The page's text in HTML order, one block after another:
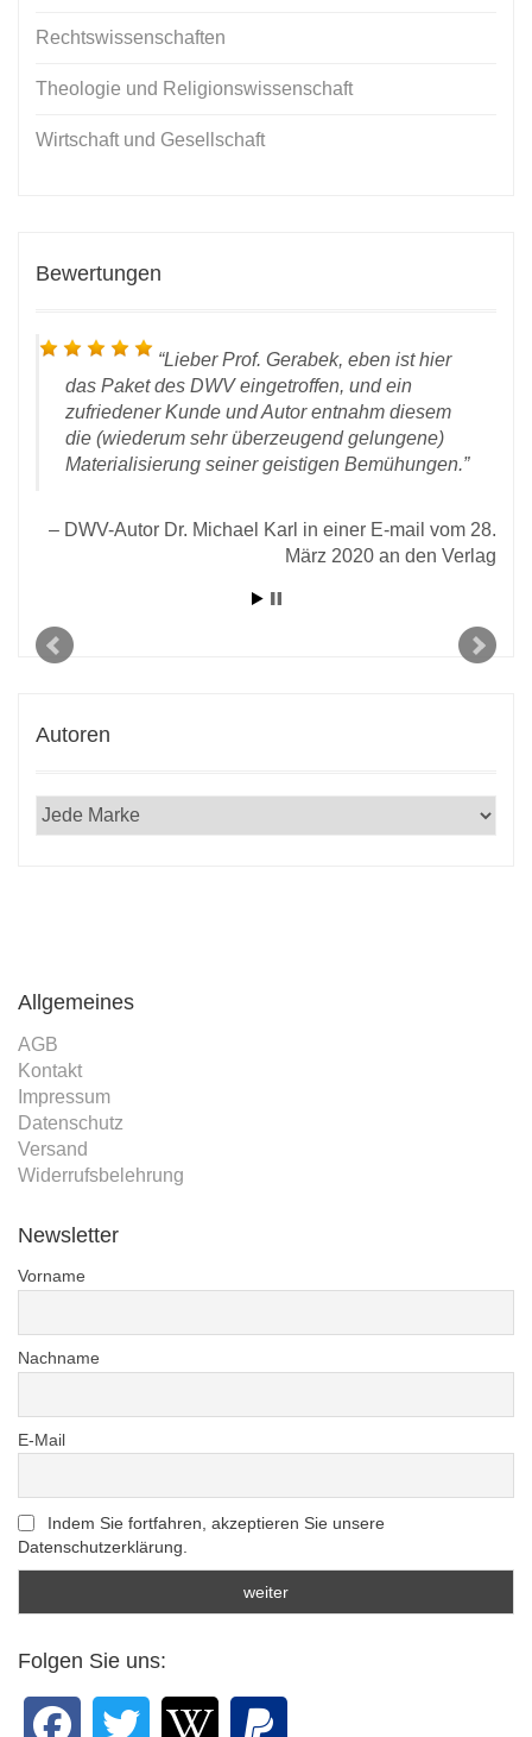
Rechtswissenschaften
Theologie und Religionswissenschaft
Wirtschaft und Gesellschaft
Bewertungen
Lieber Prof. Gerabek, eben ist hier
das Paket des DWV eingetroffen, und ein
zufriedener Kunde und Autor entnahm diesem
die (wiederum sehr überzeugend gelungene)
Materialisierung seiner geistigen Bemühungen.
DWV-Autor Dr. Michael Karl in einer E-mail vom 28.
März 2020 an den Verlag
Autoren
Allgemeines
AGB
Kontakt
Impressum
Datenschutz
Versand
Widerrufsbelehrung
Newsletter
Vorname
Nachname
E-Mail
Indem Sie fortfahren, akzeptieren Sie unsere
Datenschutzerklärung.
Folgen Sie uns: